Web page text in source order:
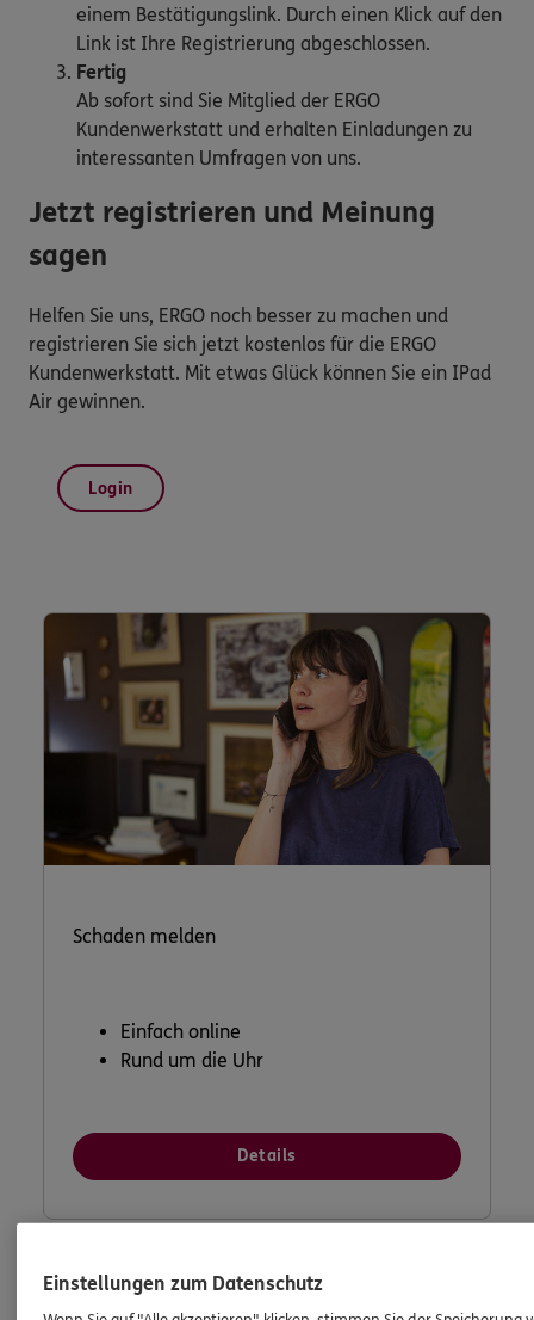
einem Bestätigungslink. Durch einen Klick auf den
Link ist Ihre Registrierung abgeschlossen.
Fertig
Ab sofort sind Sie Mitglied der ERGO
Kundenwerkstatt und erhalten Einladungen zu
interessanten Umfragen von uns.
Jetzt registrieren und Meinung
sagen
Helfen Sie uns, ERGO noch besser zu machen und
registrieren Sie sich jetzt kostenlos für die ERGO
Kundenwerkstatt. Mit etwas Glück können Sie ein IPad
Air gewinnen.
Login
Schaden melden
Einfach online
Rund um die Uhr
Details
Einstellungen zum Datenschutz